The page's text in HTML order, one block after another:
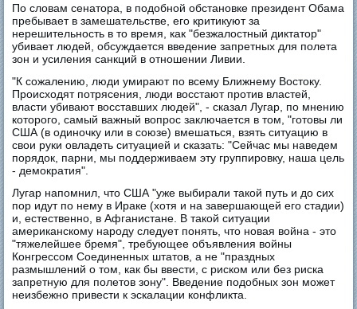
По словам сенатора, в подобной обстановке президент Обама
пребывает в замешательстве, его критикуют за
нерешительность в то время, как "безжалостный диктатор"
убивает людей, обсуждается введение запретных для полета
зон и усиления санкций в отношении Ливии.
"К сожалению, люди умирают по всему Ближнему Востоку.
Происходят потрясения, люди восстают против властей,
власти убивают восставших людей", - сказал Лугар, по мнению
которого, самый важный вопрос заключается в том, "готовы ли
США (в одиночку или в союзе) вмешаться, взять ситуацию в
свои руки овладеть ситуацией и сказать: "Сейчас мы наведем
порядок, парни, мы поддерживаем эту группировку, наша цель
- демократия".
Лугар напомнил, что США "уже выбирали такой путь и до сих
пор идут по нему в Ираке (хотя и на завершающей его стадии)
и, естественно, в Афганистане. В такой ситуации
американскому народу следует понять, что новая война - это
"тяжелейшее бремя", требующее объявления войны
Конгрессом Соединенных штатов, а не "праздных
размышлений о том, как бы ввести, с риском или без риска
запретную для полетов зону". Введение подобных зон может
неизбежно привести к эскалации конфликта.